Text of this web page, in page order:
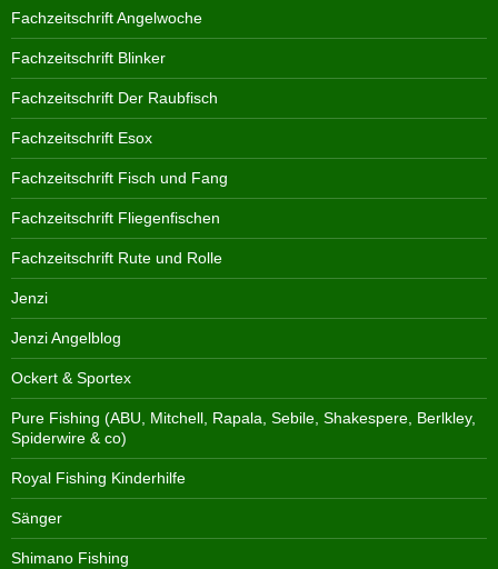
Fachzeitschrift Angelwoche
Fachzeitschrift Blinker
Fachzeitschrift Der Raubfisch
Fachzeitschrift Esox
Fachzeitschrift Fisch und Fang
Fachzeitschrift Fliegenfischen
Fachzeitschrift Rute und Rolle
Jenzi
Jenzi Angelblog
Ockert & Sportex
Pure Fishing (ABU, Mitchell, Rapala, Sebile, Shakespere, Berlkley,
Spiderwire & co)
Royal Fishing Kinderhilfe
Sänger
Shimano Fishing